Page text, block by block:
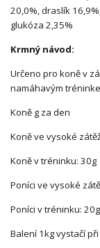
20,0%, draslík
glukóza 2,35%
Krmný návod:
Určeno pro koně v
namáhavým
Koně g za den
Koně ve vysoké
Koně v tréninku: 30g
Poníci ve vysoké
Poníci v tréninku: 20g
Balení 1kg vystačí